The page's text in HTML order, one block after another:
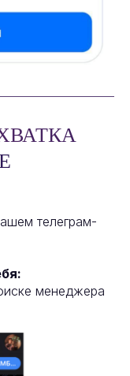
телеграм-
менеджера